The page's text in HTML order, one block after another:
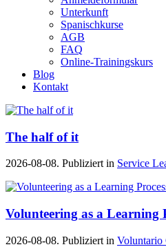
Unterkunft
Spanischkurse
AGB
FAQ
Online-Trainingskurs
Blog
Kontakt
The half of it
2026-08-08. Publiziert in Service
Volunteering as a Learning
2026-08-08. Publiziert in